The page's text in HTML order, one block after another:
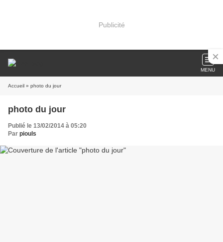
Publicité
MENU
Accueil » photo du jour
photo du jour
Publié le 13/02/2014 à 05:20
Par piouls